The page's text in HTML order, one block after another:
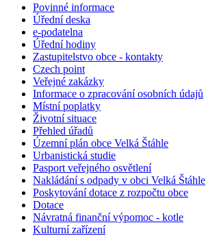
Povinné informace
Úřední deska
e-podatelna
Úřední hodiny
Zastupitelstvo obce - kontakty
Czech point
Veřejné zakázky
Informace o zpracování osobních údajů
Místní poplatky
Životní situace
Přehled úřadů
Územní plán obce Velká Štáhle
Urbanistická studie
Pasport veřejného osvětlení
Nakládání s odpady v obci Velká Štáhle
Poskytování dotace z rozpočtu obce
Dotace
Návratná finanční výpomoc - kotle
Kulturní zařízení